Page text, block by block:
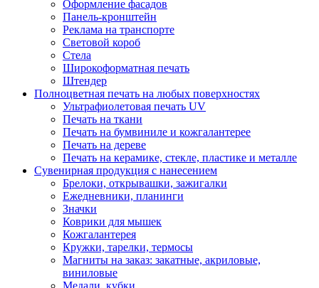
Оформление фасадов
Панель-кронштейн
Реклама на транспорте
Световой короб
Стела
Широкоформатная печать
Штендер
Полноцветная печать на любых поверхностях
Ультрафиолетовая печать UV
Печать на ткани
Печать на бумвиниле и кожгалантерее
Печать на дереве
Печать на керамике, стекле, пластике и металле
Сувенирная продукция с нанесением
Брелоки, открывашки, зажигалки
Ежедневники, планинги
Значки
Коврики для мышек
Кожгалантерея
Кружки, тарелки, термосы
Магниты на заказ: закатные, акриловые,
виниловые